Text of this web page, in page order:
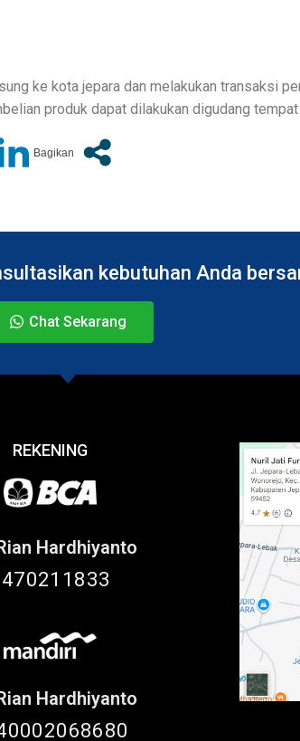
ke kota jepara dan melakukan transaksi
produk dapat dilakukan digudang
kebutuhan Anda
Chat Sekarang
REKENING
Hardhiyanto
Hardhiyanto